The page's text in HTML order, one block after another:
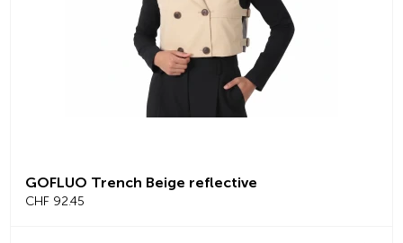
GOFLUO Trench Beige reflective
CHF 92.45